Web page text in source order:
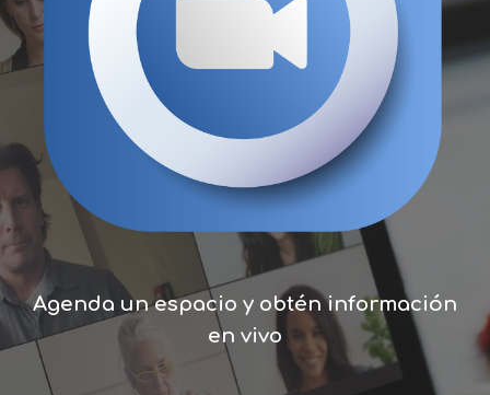
Agenda un espacio y obtén información
en vivo